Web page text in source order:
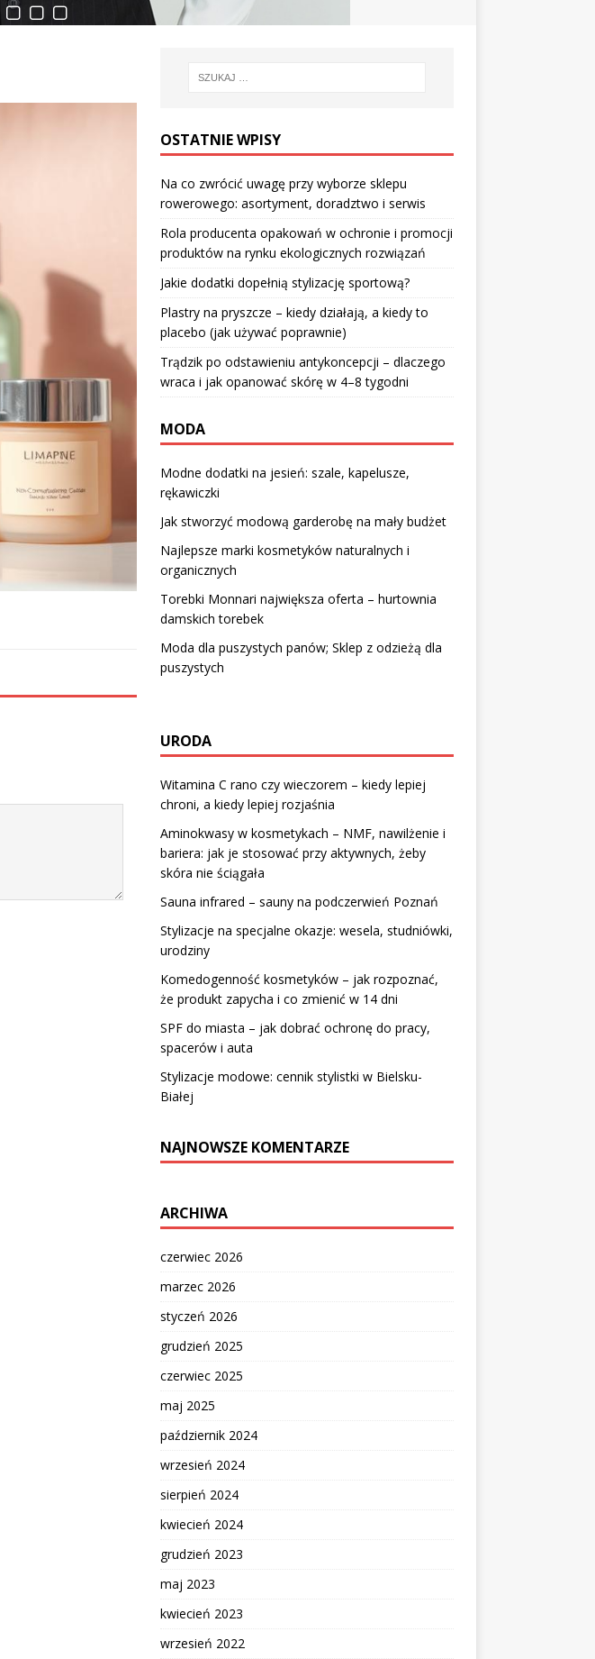
OSTATNIE WPISY
Na co zwrócić uwagę przy wyborze sklepu
rowerowego: asortyment, doradztwo i serwis
Rola producenta opakowań w ochronie i promocji
produktów na rynku ekologicznych rozwiązań
Jakie dodatki dopełnią stylizację sportową?
Plastry na pryszcze – kiedy działają, a kiedy to
placebo (jak używać poprawnie)
Trądzik po odstawieniu antykoncepcji – dlaczego
wraca i jak opanować skórę w 4–8 tygodni
MODA
Modne dodatki na jesień: szale, kapelusze,
rękawiczki
Jak stworzyć modową garderobę na mały budżet
Najlepsze marki kosmetyków naturalnych i
organicznych
Torebki Monnari największa oferta – hurtownia
damskich torebek
Moda dla puszystych panów; Sklep z odzieżą dla
puszystych
URODA
Witamina C rano czy wieczorem – kiedy lepiej
chroni, a kiedy lepiej rozjaśnia
Aminokwasy w kosmetykach – NMF, nawilżenie i
bariera: jak je stosować przy aktywnych, żeby
skóra nie ściągała
Sauna infrared – sauny na podczerwień Poznań
Stylizacje na specjalne okazje: wesela, studniówki,
urodziny
Komedogenność kosmetyków – jak rozpoznać,
że produkt zapycha i co zmienić w 14 dni
SPF do miasta – jak dobrać ochronę do pracy,
spacerów i auta
Stylizacje modowe: cennik stylistki w Bielsku-
Białej
NAJNOWSZE KOMENTARZE
ARCHIWA
czerwiec 2026
marzec 2026
styczeń 2026
grudzień 2025
czerwiec 2025
maj 2025
październik 2024
wrzesień 2024
sierpień 2024
kwiecień 2024
grudzień 2023
maj 2023
kwiecień 2023
wrzesień 2022